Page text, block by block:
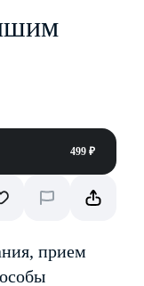
499 ₽
прием